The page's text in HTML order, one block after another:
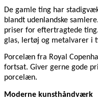
De gamle ting har
blandt udenlandske
priser for eftertragtede
glas, lertøj og metalvarer i
Porcelæn fra Royal
fortsat. Giver gerne gode
porcelæn.
Moderne kunsthåndværk